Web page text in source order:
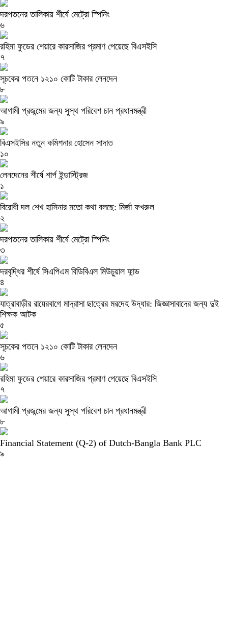
দরপতনের তালিকায় শীর্ষে মেট্রো স্পিনিং
৬
রহিমা ফুডের শেয়ারে কারসাজির প্রমাণ পেয়েছে বিএসইসি
৭
সূচকের পতনে ১২১০ কোটি টাকার লেনদেন
৮
আগামী প্রজন্মের জন্য সুস্থ পরিবেশ চান প্রধানমন্ত্রী
৯
বিএসইসির নতুন কমিশনার হোসেন সাদাত
১০
লেনদেনের শীর্ষে শার্প ইন্ডাস্ট্রিজ
১
বিরোধী দল শেখ হাসিনার মতো কথা বলছে: মির্জা ফখরুল
২
দরপতনের তালিকায় শীর্ষে মেট্রো স্পিনিং
৩
দরবৃদ্ধির শীর্ষে সিএপিএম বিডিবিএল মিউচুয়াল ফান্ড
৪
যাত্রাবাড়ীর রায়েরবাগে মাদ্রাসা ছাত্রের মরদেহ উদ্ধার: জিজ্ঞাসাবাদের জন্য দুই
শিক্ষক আটক
৫
সূচকের পতনে ১২১০ কোটি টাকার লেনদেন
৬
রহিমা ফুডের শেয়ারে কারসাজির প্রমাণ পেয়েছে বিএসইসি
৭
আগামী প্রজন্মের জন্য সুস্থ পরিবেশ চান প্রধানমন্ত্রী
৮
Financial Statement (Q-2) of Dutch-Bangla Bank PLC
৯